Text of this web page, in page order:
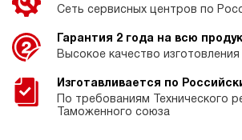
Сеть сервисных центров по
Гарантия 2 года на всю
Высокое качество изготовления
Изготавливается по
По требованиям Технического
Таможенного союза